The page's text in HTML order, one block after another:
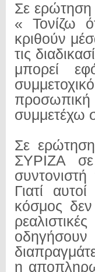
Σε ερώτηση
« Τονίζω
κριθούν
τις
μπορεί
συμμετέχω
Σε
ΣΥΡΙΖΑ
Γιατί
κόσμος
η